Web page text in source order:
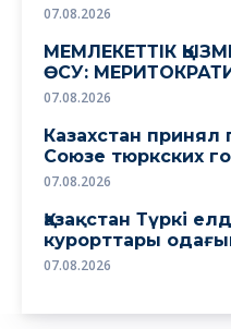
07.08.2026
МЕМЛЕКЕТТІК
ӨСУ:
07.08.2026
Казахстан принял
Союзе тюркских
07.08.2026
Қазақстан Түркі
курорттары
07.08.2026